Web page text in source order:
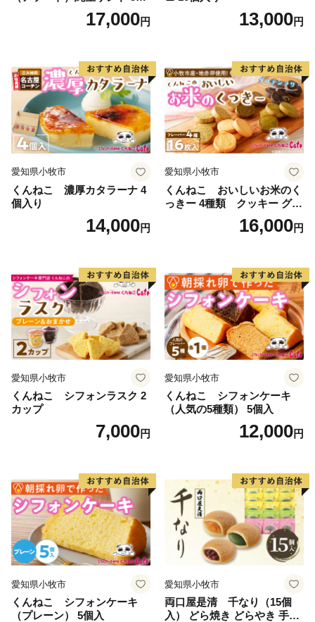
17,000円 13,000円
愛知県小牧市
くんねこ 濃厚カタラーナ 4
個入り
14,000円
愛知県小牧市
くんねこ おいしいお米のく
っきー 4種類 クッキー グル
16,000円
愛知県小牧市
くんねこ シフォンラスク 2
カップ
7,000円
愛知県小牧市
くんねこ シフォンケーキ
（人気の5種類） 5個入
12,000円
愛知県小牧市
くんねこ シフォンケーキ
（プレーン） 5個入
愛知県小牧市
両口屋是清 千なり（15個
入） どら焼き どらやき 手土